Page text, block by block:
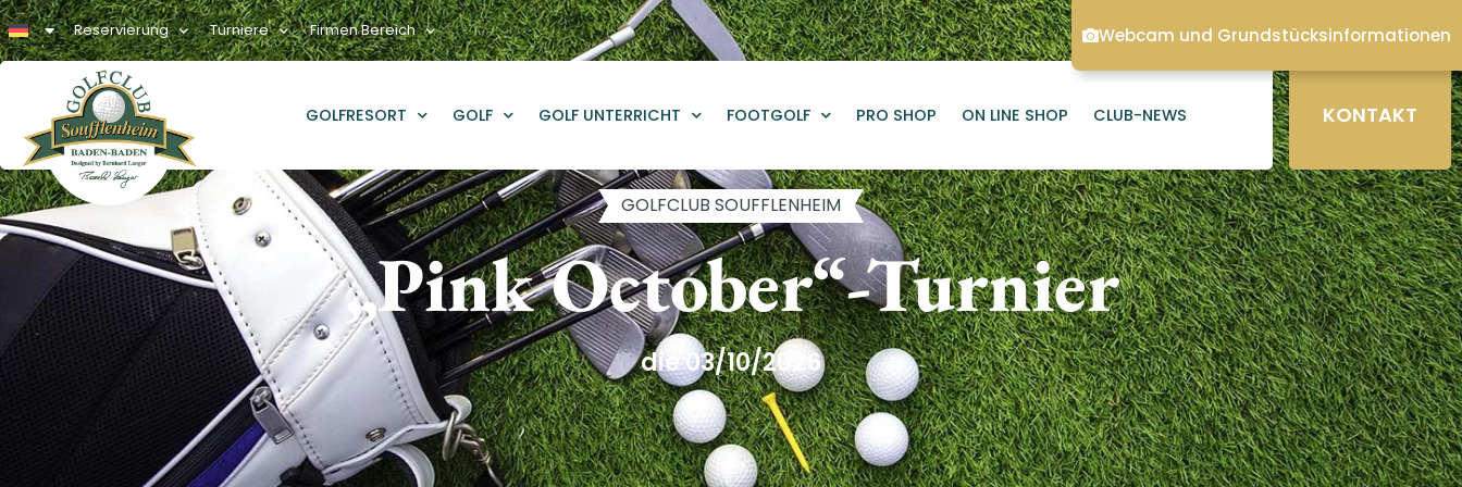
Reservierung Turniere Firmen Bereich
GOLFRESORT GOLF GOLF UNTERRICHT FOOTGOLF PRO SHOP ON LINE SHOP CLUB-NEWS KONTAKT
GOLFCLUB SOUFFLENHEIM
„Pink October“-Turnier
die 03/10/2026
Webcam und Grundstücksinformationen